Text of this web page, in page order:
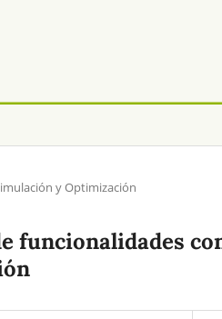
y Optimización
funcionalidades